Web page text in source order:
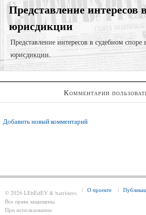
Представление интересов
юрисдикции
Представление интересов в судебном споре
юрисдикции.
Суд с компанией-застройщиком;
Возврат долгов через взыскание задолженности;
Комментарии
Добавить новый комментарий
О проекте
© 2026 LEbEdEV & barristers.
Все права защищены.
При использовании